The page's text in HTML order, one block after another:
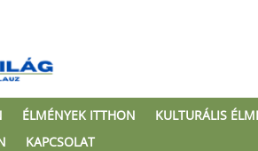
ÉLMÉNYEK ITTHON KULTURÁLIS
KAPCSOLAT